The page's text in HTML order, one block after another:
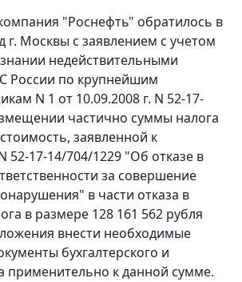
"Роснефть" обратилось в
г. Москвы с заявлением c учетом
недействительными
по крупнейшим
N 1 от 10.09.2008 г. N 52-17-
частично суммы налога
заявленной к
17-14/704/1229 "Об отказе в
за совершение
в части отказа в
в размере 128 161 562 рубля
внести необходимые
бухгалтерского и
применительно к данной сумме.